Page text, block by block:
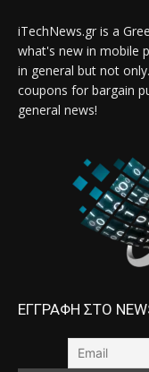
iTechNews.gr is a
what's new in mobile
in general but not
coupons for bargain
general news!
ΕΓΓΡΑΦΗ ΣΤΟ